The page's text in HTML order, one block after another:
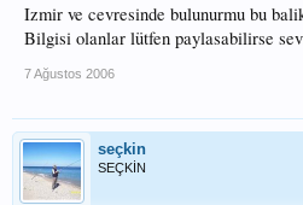
Izmir ve cevresinde bulunurmu bu
Bilgisi olanlar lütfen paylasabilirse
7 Ağustos 2006
seçkin
SEÇKİN